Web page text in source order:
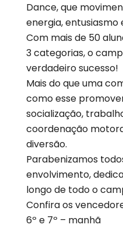
Dance, que
energia,
Com mais de 50
3 categorias, o
verdadeiro sucesso!
Mais do que uma
como esse
socialização,
coordenação
diversão.
Parabenizamos
envolvimento,
longo de todo o
Confira os
6º e 7º – manhã